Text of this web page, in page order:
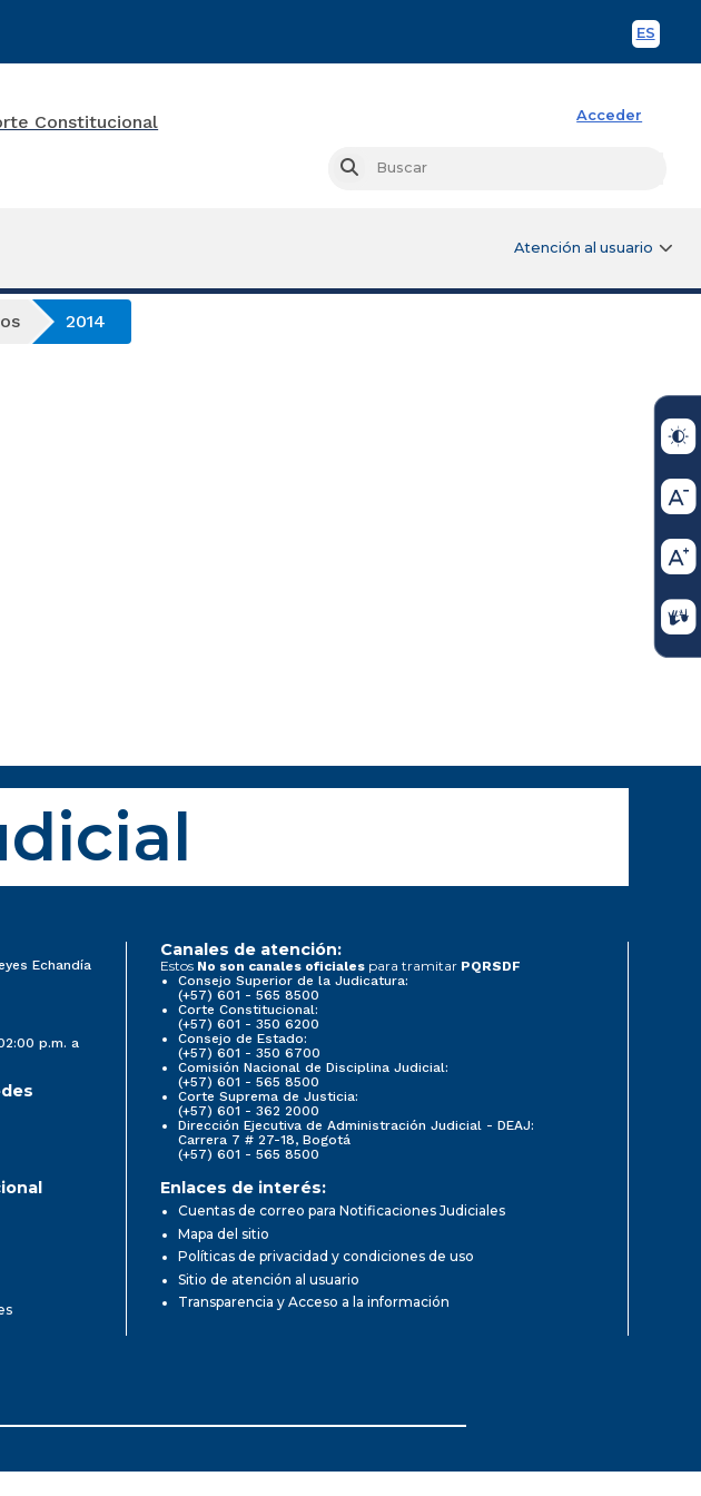
ES
Acceder
Buscar
Atención al usuario
2014
Echandía
p.m. a
Canales de atención:
Estos No son canales oficiales para tramitar PQRSDF
Consejo Superior de la Judicatura:
(+57) 601 - 565 8500
Corte Constitucional:
(+57) 601 - 350 6200
Consejo de Estado:
(+57) 601 - 350 6700
Comisión Nacional de Disciplina Judicial:
(+57) 601 - 565 8500
Corte Suprema de Justicia:
(+57) 601 - 362 2000
Dirección Ejecutiva de Administración Judicial - DEAJ:
Carrera 7 # 27-18, Bogotá
(+57) 601 - 565 8500
Enlaces de interés:
Cuentas de correo para Notificaciones Judiciales
Mapa del sitio
Políticas de privacidad y condiciones de uso
Sitio de atención al usuario
Transparencia y Acceso a la información